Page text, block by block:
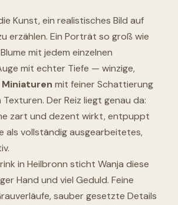
Kunst, ein realistisches Bild auf
erzählen. Ein Porträt so groß wie
mit jedem einzelnen
mit echter Tiefe — winzige,
Miniaturen mit feiner Schattierung
Der Reiz liegt genau da:
zart und dezent wirkt, entpuppt
als vollständig ausgearbeitetes,
in Heilbronn sticht Wanja diese
Hand und viel Geduld. Feine
sauber gesetzte Details